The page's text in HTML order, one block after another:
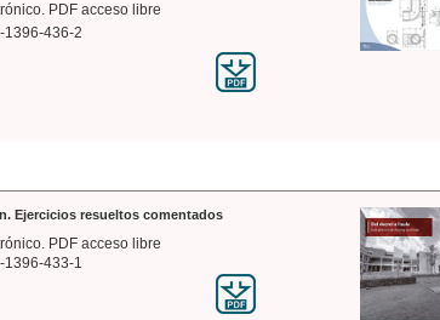
PDF acceso libre
1396-436-2
Ejercicios resueltos comentados
PDF acceso libre
1396-433-1